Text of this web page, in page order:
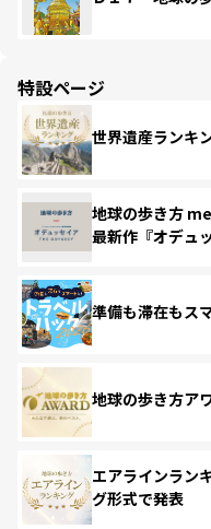
特設ページ
世界遺産ランキ
地球の歩き方
最新作『オデュ
準備も滞在もス
地球の歩き方ア
エアラインラン
グ形式で発表